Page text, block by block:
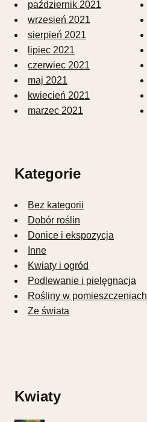
październik 2021
wrzesień 2021
sierpień 2021
lipiec 2021
czerwiec 2021
maj 2021
kwiecień 2021
marzec 2021
Kategorie
Bez kategorii
Dobór roślin
Donice i ekspozycja
Inne
Kwiaty i ogród
Podlewanie i pielęgnacja
Rośliny w pomieszczeniach
Ze świata
Kwiaty